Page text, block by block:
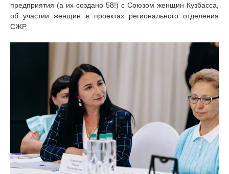
предприятия (а их создано 58!) с Союзом женщин Кузбасса,
об участии женщин в проектах регионального отделения
СЖР.